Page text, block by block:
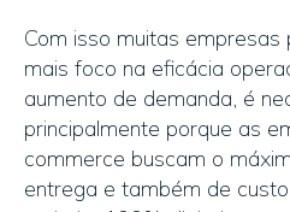
Com isso muitas
mais foco na eficácia
aumento de demanda, é
principalmente porque as
commerce buscam o
entrega e também de